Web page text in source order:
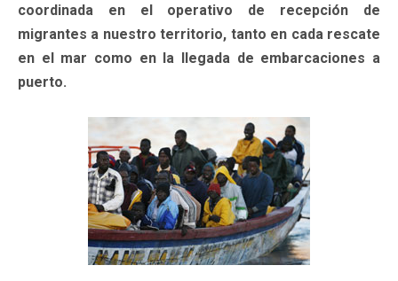
coordinada en el operativo de recepción de
migrantes a nuestro territorio, tanto en cada rescate
en el mar como en la llegada de embarcaciones a
puerto.